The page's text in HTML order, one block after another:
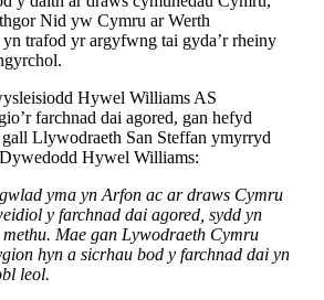
Nid yw Cymru ar Werth
trafod yr argyfwng tai gyda’r rheiny
Hywel Williams AS
farchnad dai agored, gan hefyd
Llywodraeth San Steffan ymyrryd
Hywel Williams:
yma yn Arfon ac ar draws Cymru
y farchnad dai agored, sydd yn
Mae gan Lywodraeth Cymru
hyn a sicrhau bod y farchnad dai yn
leol.